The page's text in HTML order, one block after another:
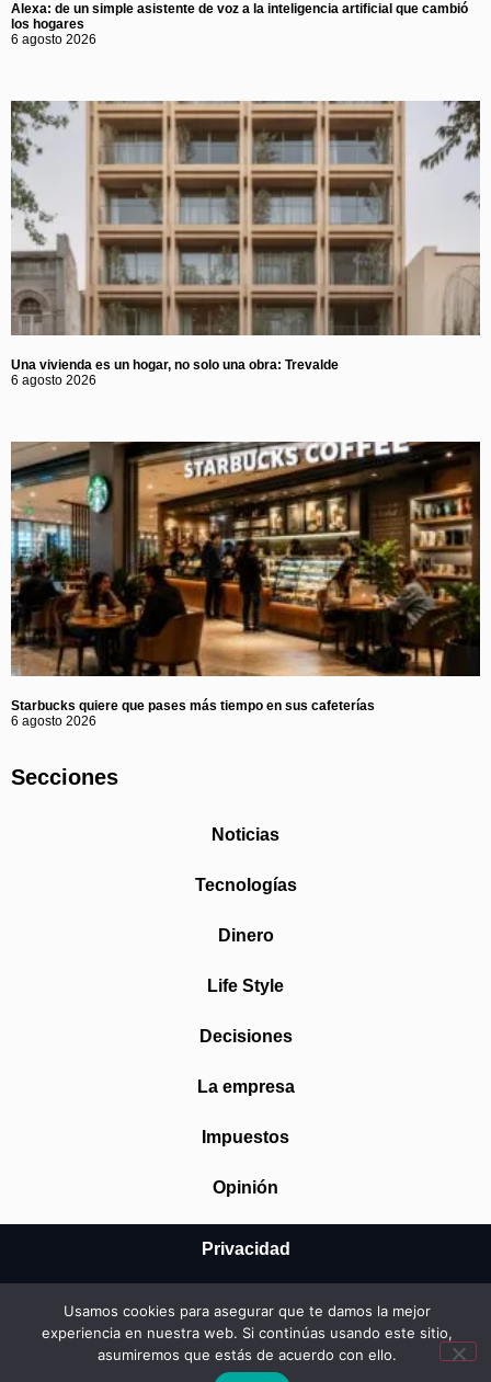
Alexa: de un simple asistente de voz a la inteligencia artificial que cambió
los hogares
6 agosto 2026
Una vivienda es un hogar, no solo una obra: Trevalde
6 agosto 2026
Starbucks quiere que pases más tiempo en sus cafeterías
6 agosto 2026
Secciones
Noticias
Tecnologías
Dinero
Life Style
Decisiones
La empresa
Impuestos
Opinión
Privacidad
Cookies
Usamos cookies para asegurar que te damos la mejor
experiencia en nuestra web. Si continúas usando este sitio,
asumiremos que estás de acuerdo con ello.